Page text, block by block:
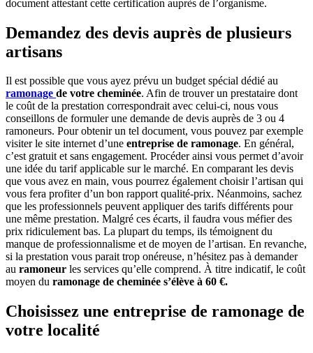
document attestant cette certification auprès de l’organisme.
Demandez des devis auprès de plusieurs
artisans
Il est possible que vous ayez prévu un budget spécial dédié au
ramonage de votre cheminée. Afin de trouver un prestataire dont
le coût de la prestation correspondrait avec celui-ci, nous vous
conseillons de formuler une demande de devis auprès de 3 ou 4
ramoneurs. Pour obtenir un tel document, vous pouvez par exemple
visiter le site internet d’une entreprise de ramonage. En général,
c’est gratuit et sans engagement. Procéder ainsi vous permet d’avoir
une idée du tarif applicable sur le marché. En comparant les devis
que vous avez en main, vous pourrez également choisir l’artisan qui
vous fera profiter d’un bon rapport qualité-prix. Néanmoins, sachez
que les professionnels peuvent appliquer des tarifs différents pour
une même prestation. Malgré ces écarts, il faudra vous méfier des
prix ridiculement bas. La plupart du temps, ils témoignent du
manque de professionnalisme et de moyen de l’artisan. En revanche,
si la prestation vous parait trop onéreuse, n’hésitez pas à demander
au ramoneur les services qu’elle comprend. À titre indicatif, le coût
moyen du ramonage de cheminée s’élève à 60 €.
Choisissez une entreprise de ramonage de
votre localité